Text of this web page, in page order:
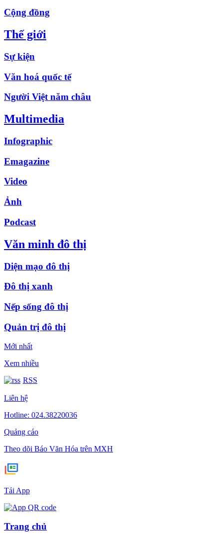
Cộng đồng
Thế giới
Sự kiện
Văn hoá quốc tế
Người Việt năm châu
Multimedia
Infographic
Emagazine
Video
Ảnh
Podcast
Văn minh đô thị
Diện mạo đô thị
Đô thị xanh
Nếp sống đô thị
Quản trị đô thị
Mới nhất
Xem nhiều
RSS
Liên hệ
Hotline: 024.38220036
Quảng cáo
Theo dõi Báo Văn Hóa trên MXH
Tải App
Trang chủ